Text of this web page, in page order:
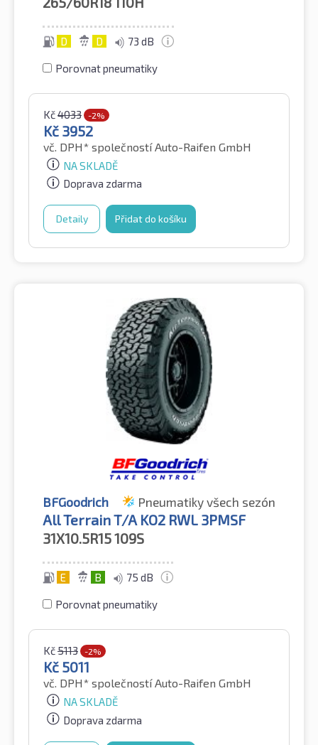
D D 73 dB
Porovnat pneumatiky
Kč4033 -2%
Kč 3952
vč. DPH* společností Auto-Raifen GmbH
NA SKLADĚ
Doprava zdarma
Detaily Přidat do košíku
BFGoodrich Pneumatiky všech sezón
All Terrain T/A KO2 RWL 3PMSF
31X10.5R15109S
E B 75 dB
Porovnat pneumatiky
Kč5113 -2%
Kč 5011
vč. DPH* společností Auto-Raifen GmbH
NA SKLADĚ
Doprava zdarma